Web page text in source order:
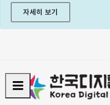
자세히 보기